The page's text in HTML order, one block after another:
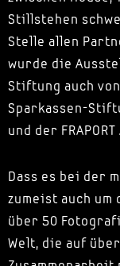
Stillstehen
Stelle allen
wurde die
Stiftung auch
Sparkassen-
und der FRAPORT
Dass es bei der
zumeist auch um
über 50
Welt, die auf